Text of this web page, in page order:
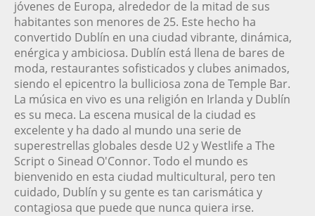
jóvenes de Europa, alrededor de la mitad de sus
habitantes son menores de 25. Este hecho ha
convertido Dublín en una ciudad vibrante, dinámica,
enérgica y ambiciosa. Dublín está llena de bares de
moda, restaurantes sofisticados y clubes animados,
siendo el epicentro la bulliciosa zona de Temple Bar.
La música en vivo es una religión en Irlanda y Dublín
es su meca. La escena musical de la ciudad es
excelente y ha dado al mundo una serie de
superestrellas globales desde U2 y Westlife a The
Script o Sinead O'Connor. Todo el mundo es
bienvenido en esta ciudad multicultural, pero ten
cuidado, Dublín y su gente es tan carismática y
contagiosa que puede que nunca quiera irse.